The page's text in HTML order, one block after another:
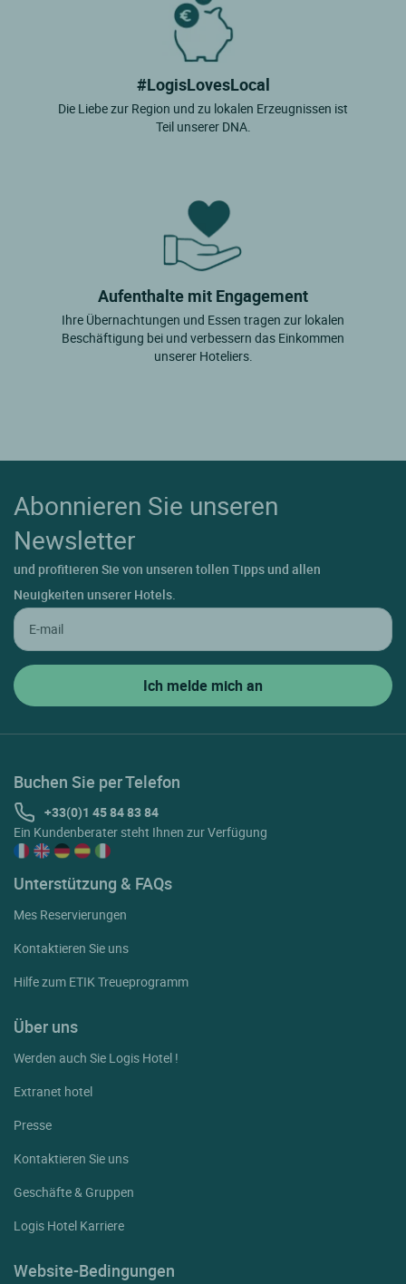
#LogisLovesLocal
Die Liebe zur Region und zu lokalen Erzeugnissen ist
Teil unserer DNA.
Aufenthalte mit Engagement
Ihre Übernachtungen und Essen tragen zur lokalen
Beschäftigung bei und verbessern das Einkommen
unserer Hoteliers.
Abonnieren Sie unseren
Newsletter
und profitieren Sie von unseren tollen Tipps und allen
Neuigkeiten unserer Hotels.
Buchen Sie per Telefon
+33(0)1 45 84 83 84
Ein Kundenberater steht Ihnen zur Verfügung
Unterstützung & FAQs
Mes Reservierungen
Kontaktieren Sie uns
Hilfe zum ETIK Treueprogramm
Über uns
Werden auch Sie Logis Hotel !
Extranet hotel
Presse
Kontaktieren Sie uns
Geschäfte & Gruppen
Logis Hotel Karriere
Website-Bedingungen